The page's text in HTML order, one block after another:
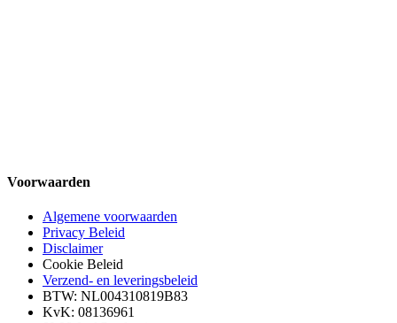
Voorwaarden
Algemene voorwaarden
Privacy Beleid
Disclaimer
Cookie Beleid
Verzend- en leveringsbeleid
BTW: NL004310819B83
KvK: 08136961